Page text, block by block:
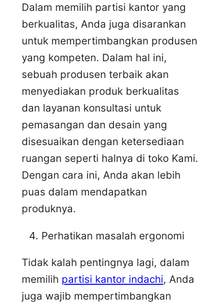
Dalam memilih partisi kantor yang
berkualitas, Anda juga disarankan
untuk mempertimbangkan produsen
yang kompeten. Dalam hal ini,
sebuah produsen terbaik akan
menyediakan produk berkualitas
dan layanan konsultasi untuk
pemasangan dan desain yang
disesuaikan dengan ketersediaan
ruangan seperti halnya di toko Kami.
Dengan cara ini, Anda akan lebih
puas dalam mendapatkan
produknya.
Perhatikan masalah ergonomi
Tidak kalah pentingnya lagi, dalam
memilih partisi kantor indachi, Anda
juga wajib mempertimbangkan